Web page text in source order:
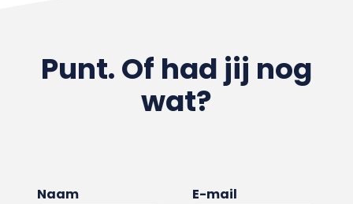
Punt. Of had jij nog
wat?
Naam E-mail